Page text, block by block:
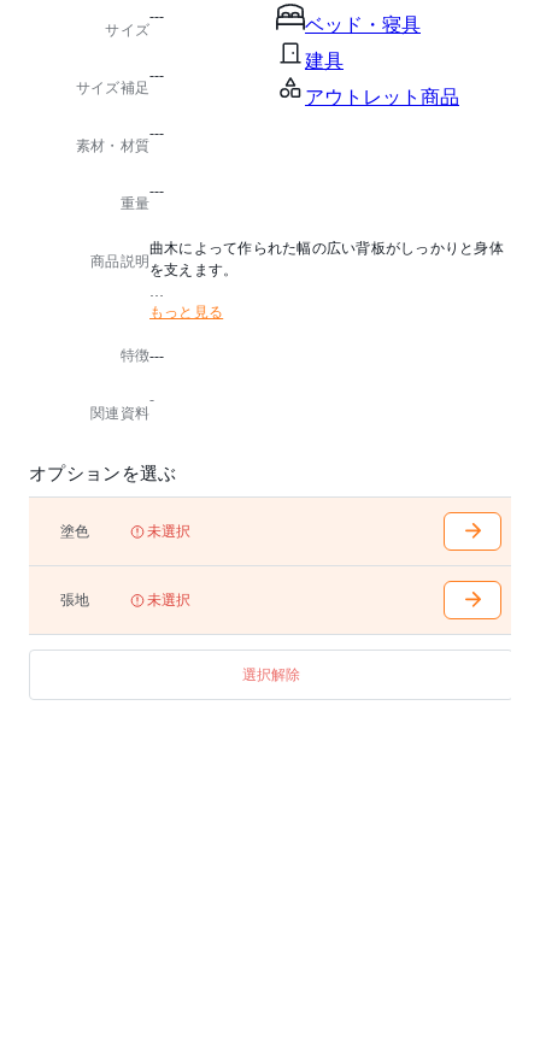
ベッド・寝具
建具
アウトレット商品
サイズ
---
サイズ補足
---
素材・材質
---
重量
---
商品説明
曲木によって作られた幅の広い背板がしっかりと身体
を支えます。
塗色はOF(オイル仕上げ)も可能です。
もっと見る
特徴---
関連資料
-
オプションを選ぶ
塗色 未選択
張地 未選択
選択解除